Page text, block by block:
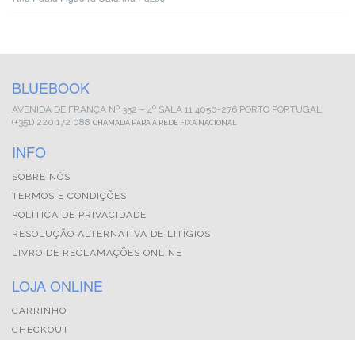
BLUEBOOK
AVENIDA DE FRANÇA Nº 352 – 4º SALA 11 4050-276 PORTO PORTUGAL
(+351) 220 172 088 CHAMADA PARA A REDE FIXA NACIONAL
INFO
SOBRE NÓS
TERMOS E CONDIÇÕES
POLITICA DE PRIVACIDADE
RESOLUÇÃO ALTERNATIVA DE LITÍGIOS
LIVRO DE RECLAMAÇÕES ONLINE
LOJA ONLINE
CARRINHO
CHECKOUT